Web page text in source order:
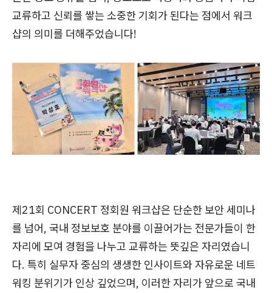
교류하고 신뢰를 쌓는 소중한 기회가 된다는 점에서 워크
샵의 의미를 더해주었습니다!
제21회 CONCERT 정회원 워크샵은 단순한 보안 세미나
를 넘어, 국내 정보보호 분야를 이끌어가는 전문가들이 한
자리에 모여 경험을 나누고 교류하는 뜻깊은 자리였습니
다. 특히 실무자 중심의 생생한 인사이트와 자유로운 네트
워킹 분위기가 인상 깊었으며, 이러한 자리가 앞으로 국내